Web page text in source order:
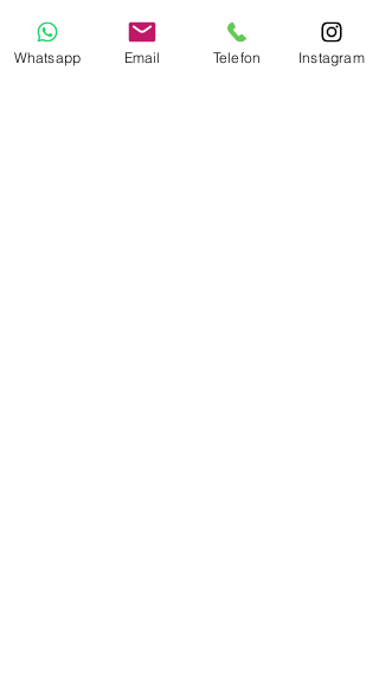
Kaffee trinken oder etwas
essen. Wenn man das Piazza
Whatsapp Email Telefon Instagram